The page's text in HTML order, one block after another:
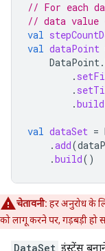
// For each
// data value
val
val dataPoint
DataPoint.
.
.
.build
val dataSet =
.add(
.build()
चेतावनी: हर अनुरोध के
को लागू करने पर, गड़बड़ी हो
DataSet इंस्टेंस